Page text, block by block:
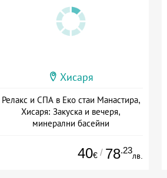
Хисаря
Релакс и СПА в Еко стаи Манастира,
Хисаря: Закуска и вечеря,
минерални басейни
40€ / 78.23
лв.